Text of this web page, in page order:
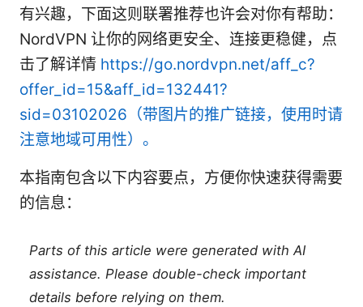
有兴趣，下面这则联署推荐也许会对你有帮助：
NordVPN 让你的网络更安全、连接更稳健，点
击了解详情 https://go.nordvpn.net/aff_c?
offer_id=15&aff_id=132441?
sid=03102026（带图片的推广链接，使用时请
注意地域可用性）。
本指南包含以下内容要点，方便你快速获得需要
的信息：
Parts of this article were generated with AI
assistance. Please double-check important
details before relying on them.